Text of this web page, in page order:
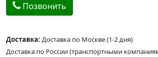
Позвонить
Доставка: Доставка по Москве (1-2 дня)
Доставка по России (транспортными